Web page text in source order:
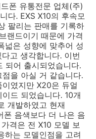
폰 유통전문 업체(주)
다. EXS X10의 후속모
팔리는 판매를 기록하
랜드이기 때문에 가격
넓은 성향에 맞추어 성
고 생각합니다. 이번
되어 출시되었습니다.
을 아실 거 같습니다.
였지만 X20은 듀얼
드 되었습니다. 10개
개발하였고 현재
음색보다 더 나은 음
격은 전 X10 모델 보
하는 모델인점을 고려